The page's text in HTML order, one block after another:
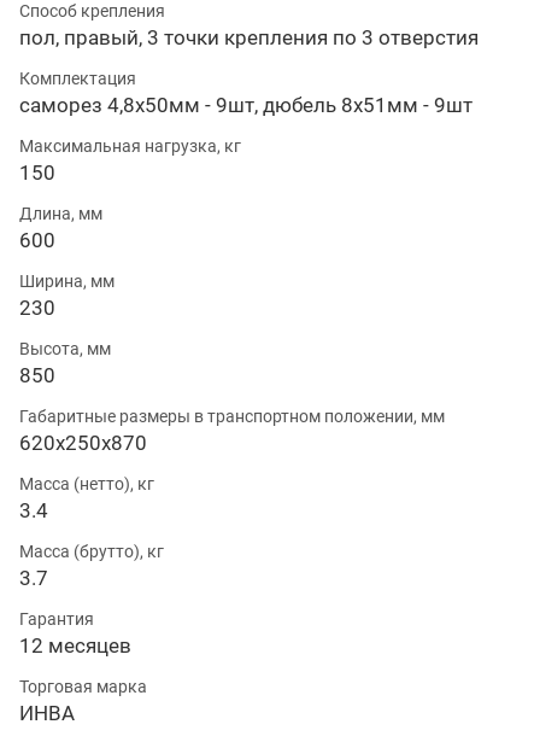
Способ крепления
пол, правый, 3 точки крепления по 3 отверстия
Комплектация
саморез 4,8х50мм - 9шт, дюбель 8х51мм - 9шт
Максимальная нагрузка, кг
150
Длина, мм
600
Ширина, мм
230
Высота, мм
850
Габаритные размеры в транспортном положении, мм
620х250х870
Масса (нетто), кг
3.4
Масса (брутто), кг
3.7
Гарантия
12 месяцев
Торговая марка
ИНВА